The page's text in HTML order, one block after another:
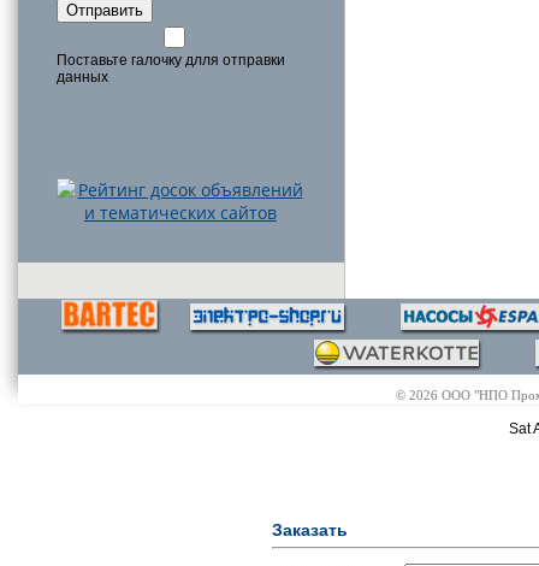
Отправить
Поставьте галочку длля отправки
данных
© 2026 ООО "НПО
Sat
Заказать